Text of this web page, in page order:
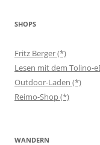
SHOPS
Fritz Berger (*)
Lesen mit dem Tolino-
Outdoor-Laden (*)
Reimo-Shop (*)
WANDERN